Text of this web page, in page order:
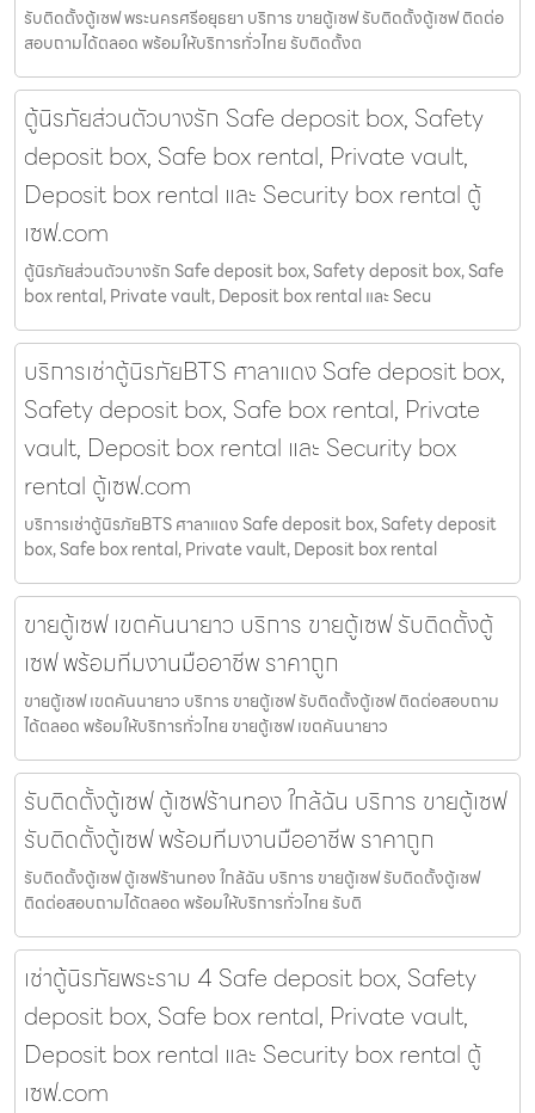
รับติดตั้งตู้เซฟ พระนครศรีอยุธยา บริการ ขายตู้เซฟ รับติดตั้งตู้เซฟ ติดต่อ
สอบถามได้ตลอด พร้อมให้บริการทั่วไทย รับติดตั้งต
ตู้นิรภัยส่วนตัวบางรัก Safe deposit box, Safety
deposit box, Safe box rental, Private vault,
Deposit box rental และ Security box rental ตู้
เซฟ.com
ตู้นิรภัยส่วนตัวบางรัก Safe deposit box, Safety deposit box, Safe
box rental, Private vault, Deposit box rental และ Secu
บริการเช่าตู้นิรภัยBTS ศาลาแดง Safe deposit box,
Safety deposit box, Safe box rental, Private
vault, Deposit box rental และ Security box
rental ตู้เซฟ.com
บริการเช่าตู้นิรภัยBTS ศาลาแดง Safe deposit box, Safety deposit
box, Safe box rental, Private vault, Deposit box rental
ขายตู้เซฟ เขตคันนายาว บริการ ขายตู้เซฟ รับติดตั้งตู้
เซฟ พร้อมทีมงานมืออาชีพ ราคาถูก
ขายตู้เซฟ เขตคันนายาว บริการ ขายตู้เซฟ รับติดตั้งตู้เซฟ ติดต่อสอบถาม
ได้ตลอด พร้อมให้บริการทั่วไทย ขายตู้เซฟ เขตคันนายาว
รับติดตั้งตู้เซฟ ตู้เซฟร้านทอง ใกล้ฉัน บริการ ขายตู้เซฟ
รับติดตั้งตู้เซฟ พร้อมทีมงานมืออาชีพ ราคาถูก
รับติดตั้งตู้เซฟ ตู้เซฟร้านทอง ใกล้ฉัน บริการ ขายตู้เซฟ รับติดตั้งตู้เซฟ
ติดต่อสอบถามได้ตลอด พร้อมให้บริการทั่วไทย รับติ
เช่าตู้นิรภัยพระราม 4 Safe deposit box, Safety
deposit box, Safe box rental, Private vault,
Deposit box rental และ Security box rental ตู้
เซฟ.com